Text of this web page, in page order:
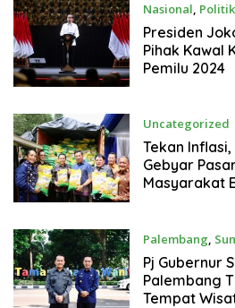
Nasional, Politik
Presiden
Pihak Kawal
Pemilu 2024
Uncategorized
Tekan
Gebyar
Masyarakat
Palembang,
Pj Gubernur
Palembang
Tempat